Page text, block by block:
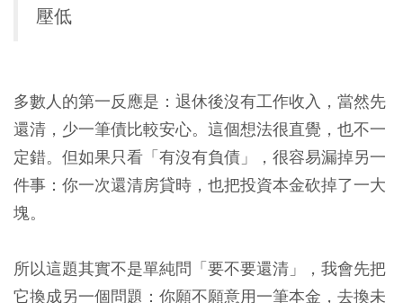
壓低
多數人的第一反應是：退休後沒有工作收入，當然先
還清，少一筆債比較安心。這個想法很直覺，也不一
定錯。但如果只看「有沒有負債」，很容易漏掉另一
件事：你一次還清房貸時，也把投資本金砍掉了一大
塊。
所以這題其實不是單純問「要不要還清」，我會先把
它換成另一個問題：你願不願意用一筆本金，去換未